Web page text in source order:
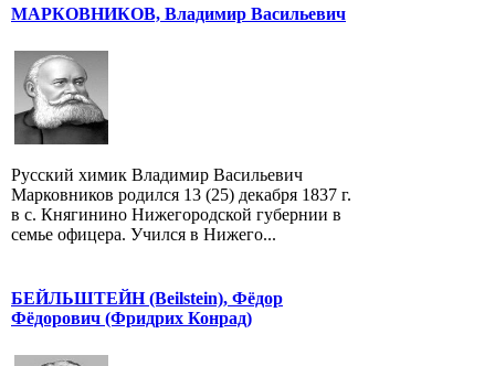
МАРКОВНИКОВ, Владимир Васильевич
Русский химик Владимир Васильевич
Марковников родился 13 (25) декабря 1837 г.
в с. Княгинино Нижегородской губернии в
семье офицера. Учился в Нижего...
БЕЙЛЬШТЕЙН (Beilstein), Фёдор
Фёдорович (Фридрих Конрад)